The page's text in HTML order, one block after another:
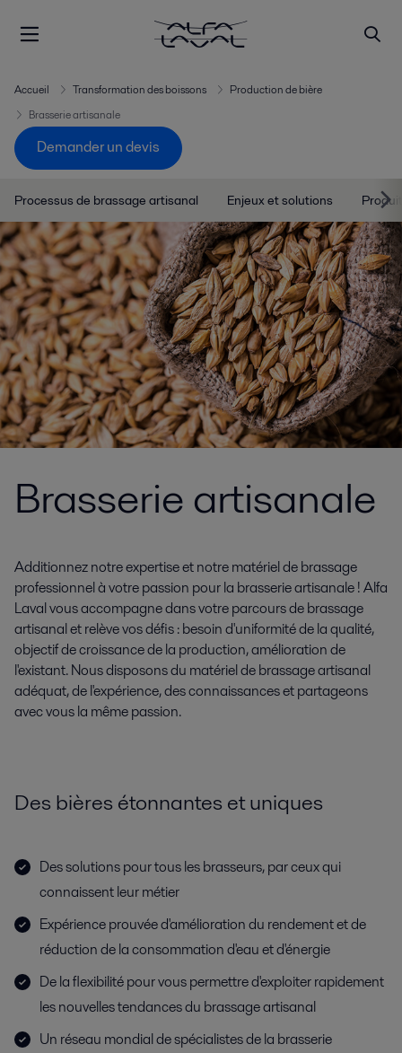
Accueil Transformation des boissons
Production de bière
Brasserie artisanale
Demander un devis
Processus de brassage artisanal Enjeux et solutions
Brasserie artisanale
Additionnez notre expertise et notre matériel de brassage
professionnel à votre passion pour la brasserie artisanale ! Alfa
Laval vous accompagne dans votre parcours de brassage
artisanal et relève vos défis : besoin d'uniformité de la qualité,
objectif de croissance de la production, amélioration de
l'existant. Nous disposons du matériel de brassage artisanal
adéquat, de l'expérience, des connaissances et partageons
avec vous la même passion.
Des bières étonnantes et uniques
Des solutions pour tous les brasseurs, par ceux qui
connaissent leur métier
Expérience prouvée d'amélioration du rendement et de
réduction de la consommation d'eau et d'énergie
De la flexibilité pour vous permettre d'exploiter rapidement
les nouvelles tendances du brassage artisanal
Un réseau mondial de spécialistes de la brasserie